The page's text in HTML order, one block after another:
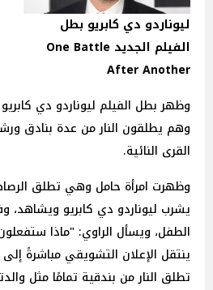
ليوناردو دي كابريو بطل
الفيلم الجديد One Battle
After Another
وظهر بطل الفيلم ليوناردو دي
وهم يطلقون النار من عدة بنادق
القرى النائية.
وظهرت امرأة حامل وهي تطلق
يشرب ليوناردو دي كابريو
الطفل، ويسأل الراوي: "ماذا
ينتقل الإعلان التشويقي مباشرةً
تطلق النار من بندقية تمامًا مثل